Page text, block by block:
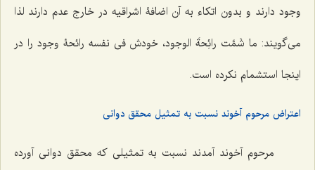
وجود دارند و بدون اتکاء به آن اضافۀ اشراقیه در خارج عدم دارند لذا
می‌گویند: ما شَمَّت رائِحةَ الوجود، خودش فی نفسه رائحۀ وجود را در
اینجا استشمام نکرده است.
اعتراض مرحوم آخوند نسبت به تمثیل محقق دوانی
مرحوم آخوند آمدند نسبت به تمثیلی که محقق دوانی آورده